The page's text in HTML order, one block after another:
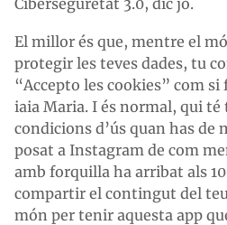
Ciberseguretat 3.0, dic jo.
El millor és que, mentre el
protegir les teves dades, tu
“Accepto les cookies” com si
iaia Maria. I és normal, qui té
condicions d’ús quan has de
posat a Instagram de com
amb forquilla ha arribat als
compartir el contingut del
món per tenir aquesta app